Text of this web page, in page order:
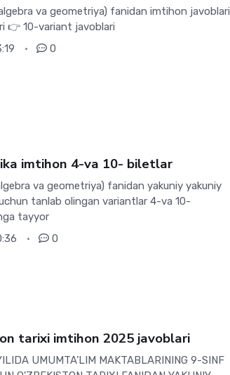
va geometriya) fanidan imtihon javoblari
👉 10-variant javoblari
0
imtihon 4-va 10- biletlar
va geometriya) fanidan yakuniy yakuniy
tanlab olingan variantlar 4-va 10-
tayyor
0
tarixi imtihon 2025 javoblari
UMUMTA’LIM MAKTABLARINING 9-SINF